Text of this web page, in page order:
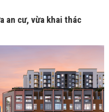
an cư, vừa khai thác